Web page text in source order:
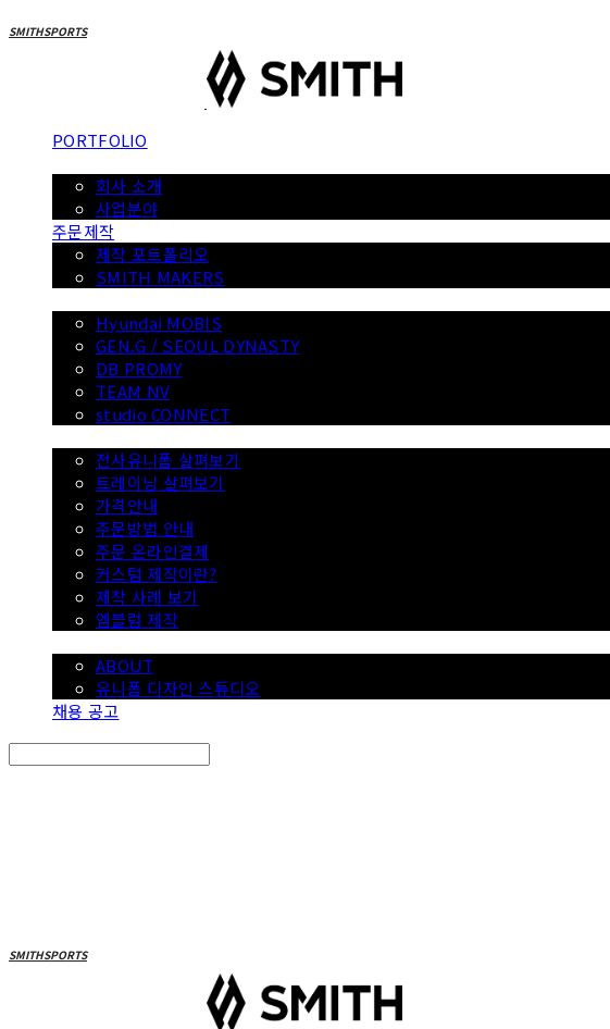
SMITHSPORTS
PORTFOLIO
회사 소개
사업분야
주문제작
제작 포트폴리오
SMITH MAKERS
Hyundai MOBIS
GEN.G / SEOUL DYNASTY
DB PROMY
TEAM NV
studio CONNECT
전사유니폼 살펴보기
트레이닝 살펴보기
가격안내
주문방법 안내
주문 온라인결제
커스텀 제작이란?
제작 사례 보기
엠블럼 제작
ABOUT
유니폼 디자인 스튜디오
채용 공고
SMITHSPORTS